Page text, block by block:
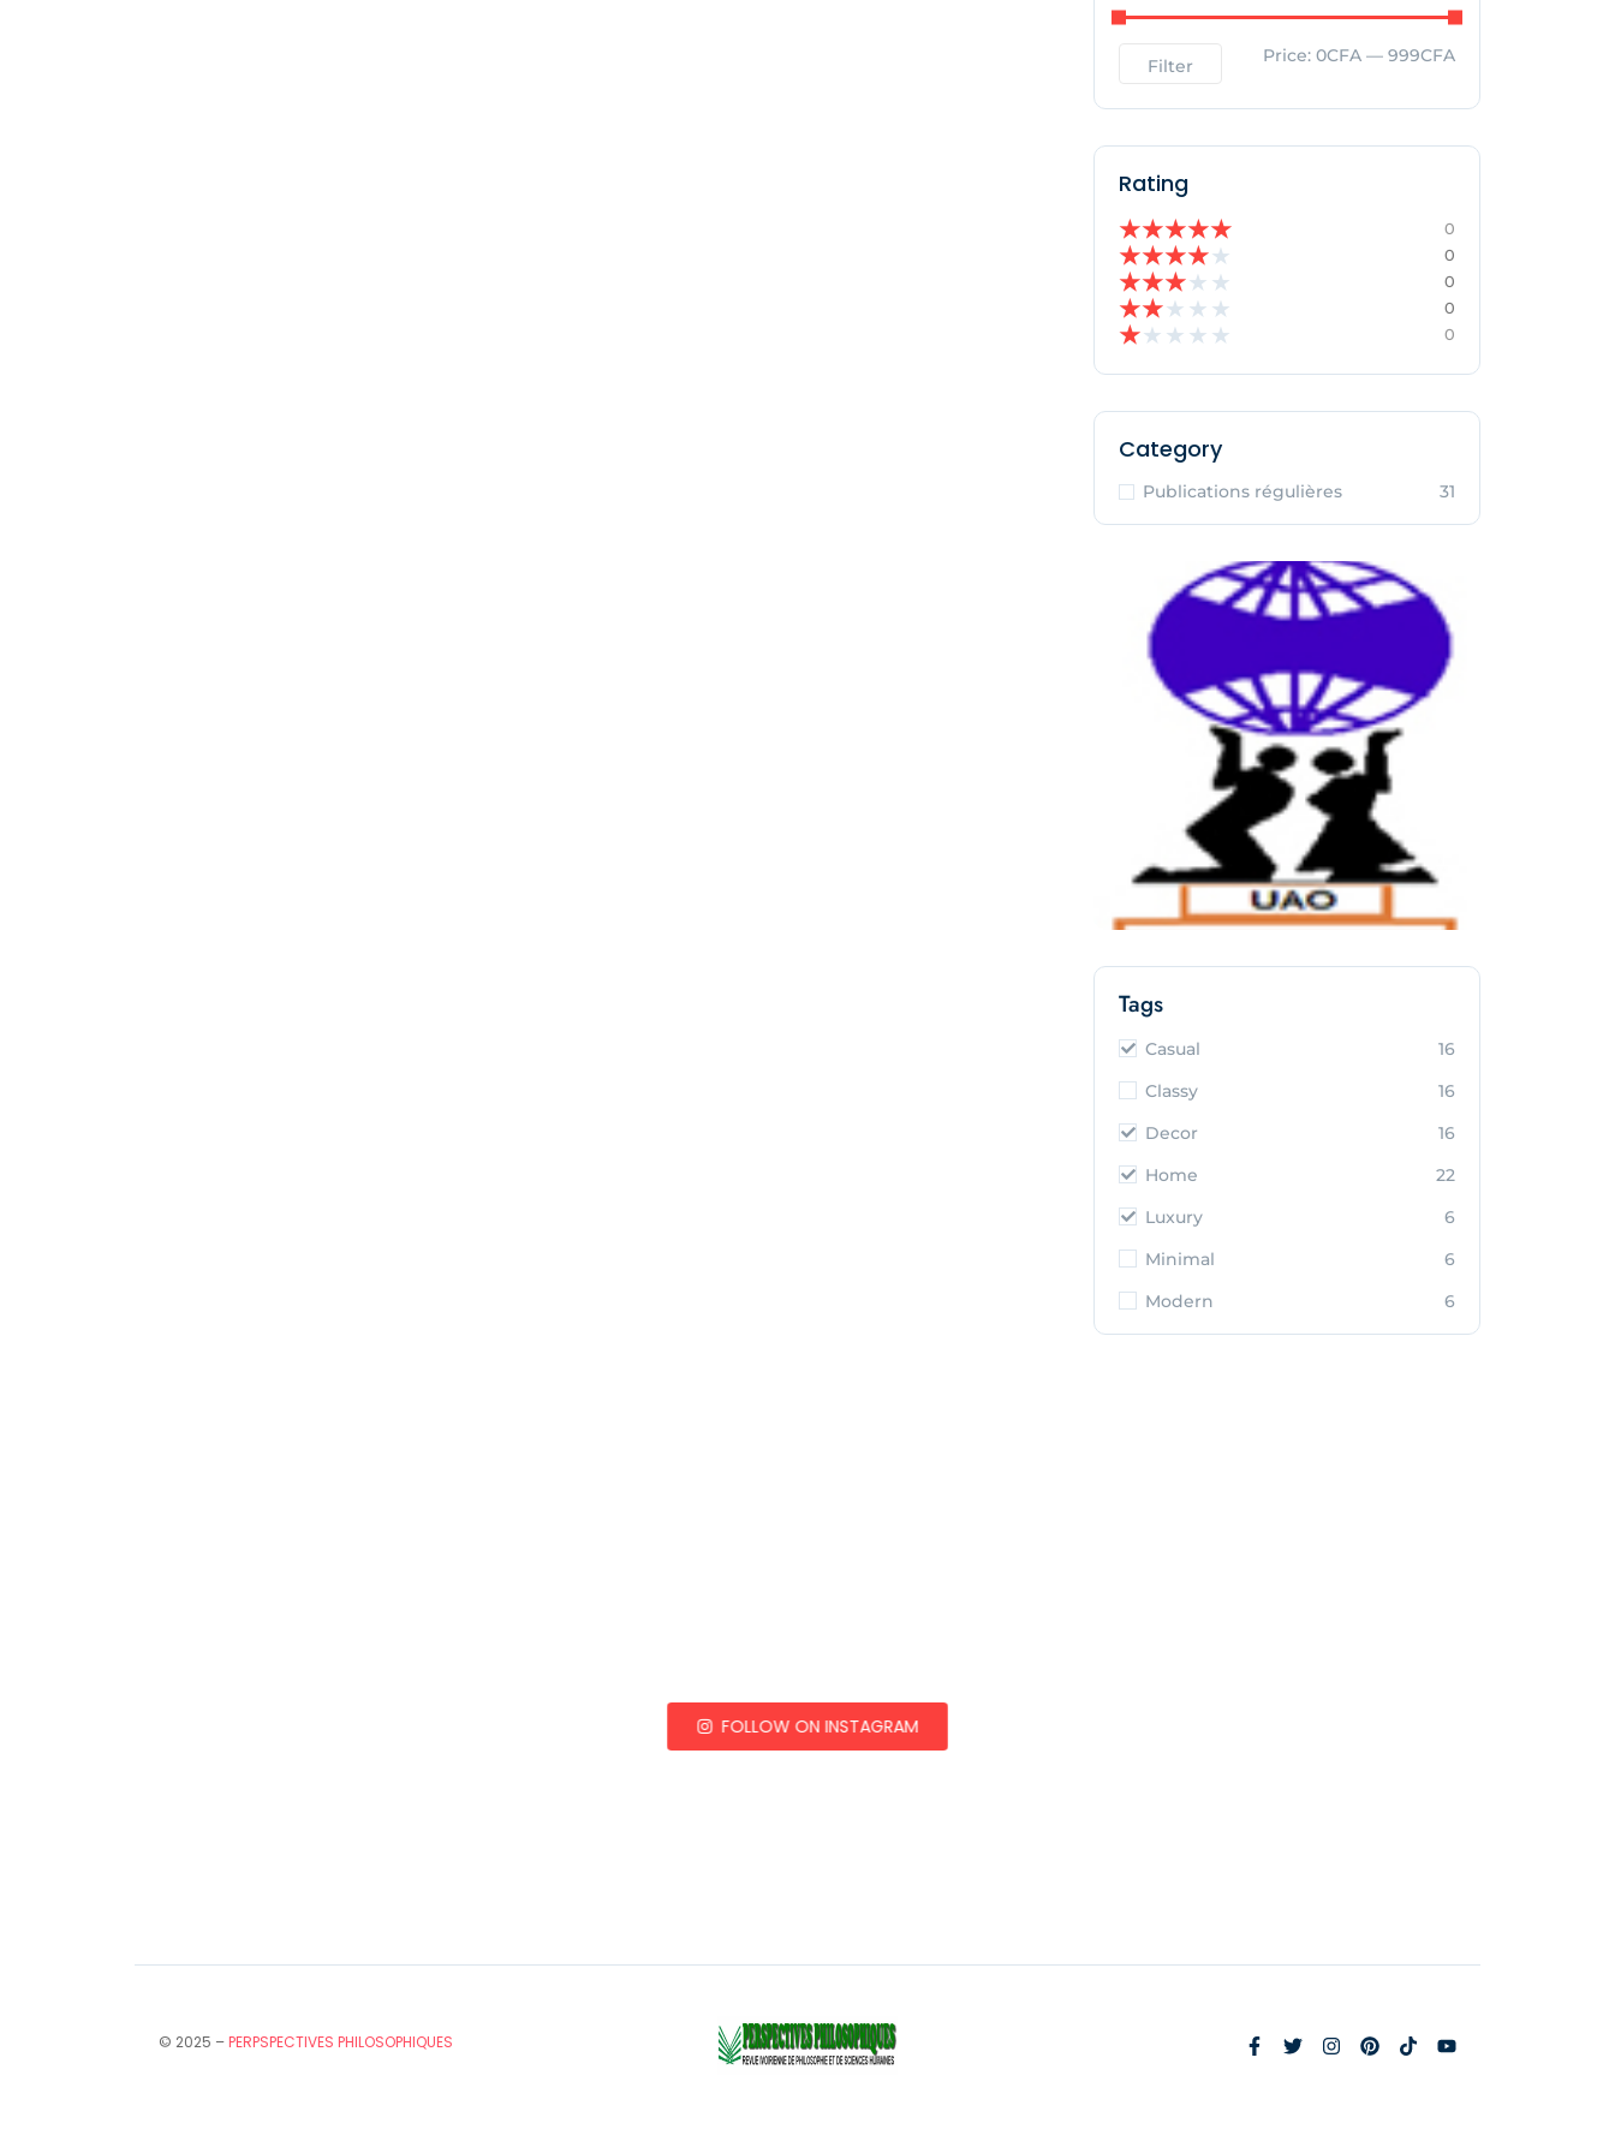
Filter Price: 0CFA — 999CFA
Rating
★★★★★ 0
★★★★★ 0
★★★★ ★ 0
★★★ ★ ★ 0
★★ ★ ★ ★ 0
Category
Publications régulières 31
Tags
Casual
16
Classy
16
Decor
16
Home
22
Luxury
6
Minimal
6
Modern
6
FOLLOW ON INSTAGRAM
© 2025 –PERPSPECTIVES PHILOSOPHIQUES